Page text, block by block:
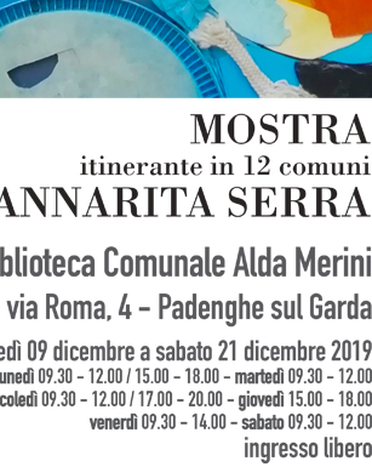
2026
di Desenzano - via Giotto:
lavori